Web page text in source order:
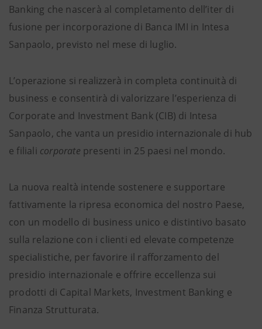
Banking che nascerà al completamento dell’iter di
fusione per incorporazione di Banca IMI in Intesa
Sanpaolo, previsto nel mese di luglio.
L’operazione si realizzerà in completa continuità di
business e consentirà di valorizzare l’esperienza di
Corporate and Investment Bank (CIB) di Intesa
Sanpaolo, che vanta un presidio internazionale di hub
e filiali corporate presenti in 25 paesi nel mondo.
La nuova realtà intende sostenere e supportare
fattivamente la ripresa economica del nostro Paese,
con un modello di business unico e distintivo basato
sulla relazione con i clienti ed elevate competenze
specialistiche, per favorire il rafforzamento del
presidio internazionale e offrire eccellenza sui
prodotti di Capital Markets, Investment Banking e
Finanza Strutturata.